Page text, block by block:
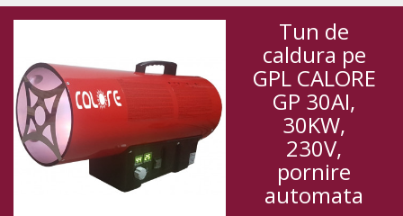
Tun de
caldura pe
GPL CALORE
GP 30AI,
30KW,
230V,
pornire
automata